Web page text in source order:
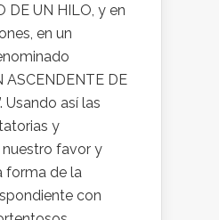
DE UN HILO, y en
en un
ASCENDENTE DE
Usando así las
y
favor y
forma de la
con